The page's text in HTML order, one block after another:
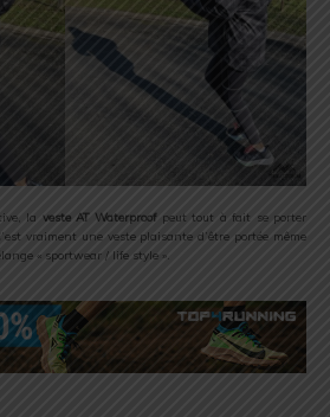
la vesteAT Waterproofpeut tout à fait se porter
vraiment une veste plaisante d’être portée même
« sportwear / life style ».